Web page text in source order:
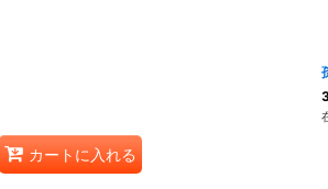
カートに入れる